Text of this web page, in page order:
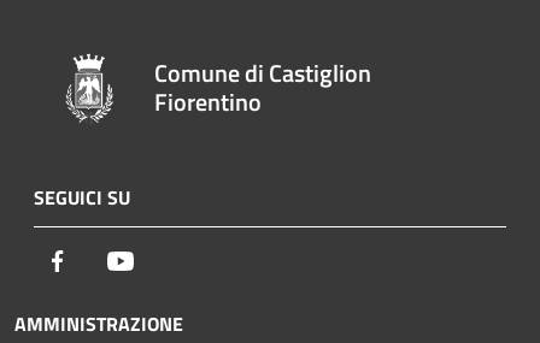
Comune di Castiglion
Fiorentino
SEGUICI SU
Facebook
AMMINISTRAZIONE